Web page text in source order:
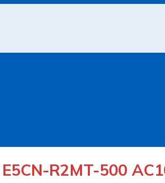
E5CN-R2MT-500